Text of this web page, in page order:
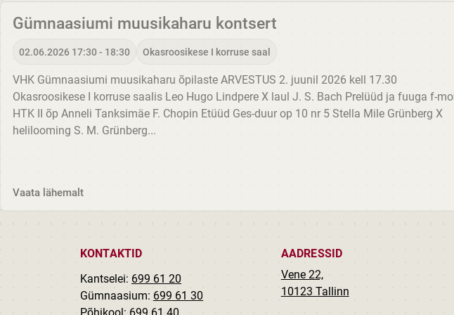
Gümnaasiumi muusikaharu kontsert
02.06.2026 17:30 - 18:30 Okasroosikese I korruse saal
VHK Gümnaasiumi muusikaharu õpilaste ARVESTUS 2. juunil 2026 kell 17.30
Okasroosikese I korruse saalis Leo Hugo Lindpere X laul J. S. Bach Prelüüd ja fuuga f-moll
HTK II õp Anneli Tanksimäe F. Chopin Etüüd Ges-duur op 10 nr 5 Stella Mile Grünberg X
helilooming S. M. Grünberg...
Vaata lähemalt
KONTAKTID
Kantselei: 699 61 20
Gümnaasium: 699 61 30
AADRESSID
Vene 22,
10123 Tallinn